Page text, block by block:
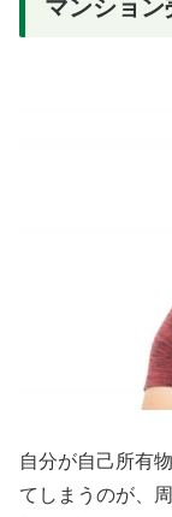
マンション
自分が自己所有
てしまうのが、